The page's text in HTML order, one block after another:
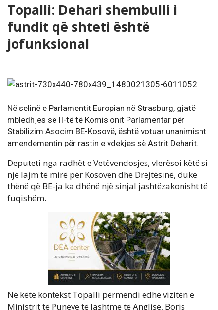
Topalli: Dehari shembulli i
fundit që shteti është
jofunksional
Në selinë e Parlamentit Europian në Strasburg, gjatë
mbledhjes së II-të të Komisionit Parlamentar për
Stabilizim Asocim BE-Kosovë, është votuar unanimisht
amendementin për rastin e vdekjes së Astrit Deharit.
Deputeti nga radhët e Vetëvendosjes, vlerësoi këtë si
një lajm të mirë për Kosovën dhe Drejtësinë, duke
thënë që BE-ja ka dhënë një sinjal jashtëzakonisht të
fuqishëm.
Në këtë kontekst Topalli përmendi edhe vizitën e
Ministrit të Punëve të Jashtme të Anglisë, Boris